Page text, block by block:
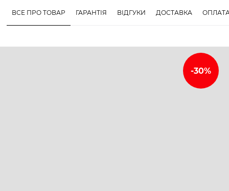
ВСЕ ПРО ТОВАР ГАРАНТІЯ ВІДГУКИ ДОСТАВКА